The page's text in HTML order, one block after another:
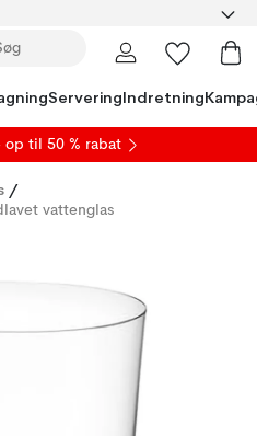
ServeringIndretning
op til 50 % rabat
/
vattenglas